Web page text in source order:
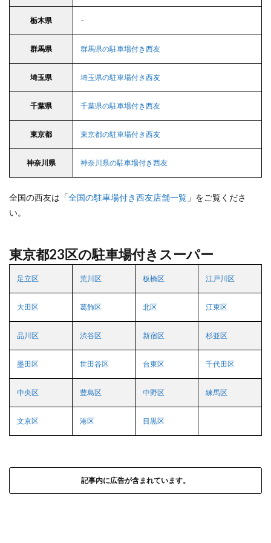
栃木県 –
群馬県 群馬県の駐車場付き西友
埼玉県 埼玉県の駐車場付き西友
千葉県 千葉県の駐車場付き西友
東京都 東京都の駐車場付き西友
神奈川県 神奈川県の駐車場付き西友
全国の西友は「全国の駐車場付き西友店舗一覧 」をご覧くださ
い。
東京都23区の駐車場付きスーパー
足立区 荒川区 板橋区 江戸川区
大田区 葛飾区 北区 江東区
品川区 渋谷区 新宿区 杉並区
墨田区 世田谷区 台東区 千代田区
中央区 豊島区 中野区 練馬区
文京区 港区 目黒区
記事内に広告が含まれています。